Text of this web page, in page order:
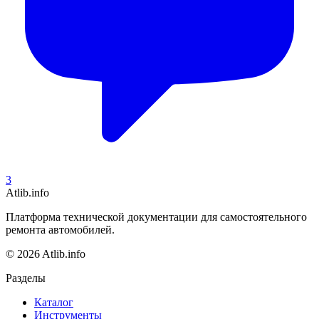
3
Atlib.info
Платформа технической документации для самостоятельного
ремонта автомобилей.
© 2026 Atlib.info
Разделы
Каталог
Инструменты